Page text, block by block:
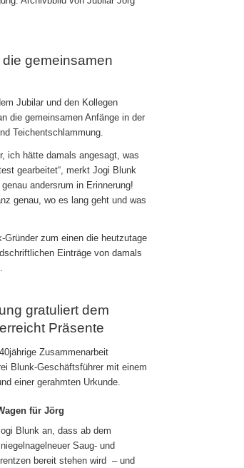
gemeinsamen
Jubilar und den Kollegen
die gemeinsamen Anfänge in der
Teichentschlammung.
ich hätte damals angesagt, was
gearbeitet“, merkt Jogi Blunk
andersrum in Erinnerung!
genau, wo es lang geht und was
Gründer zum einen die heutzutage
Einträge von damals
gratuliert dem
Präsente
Zusammenarbeit
Blunk-Geschäftsführer mit einem
einer gerahmten Urkunde.
für Jörg
Blunk an, dass ab dem
Saug- und
bereit stehen wird – und